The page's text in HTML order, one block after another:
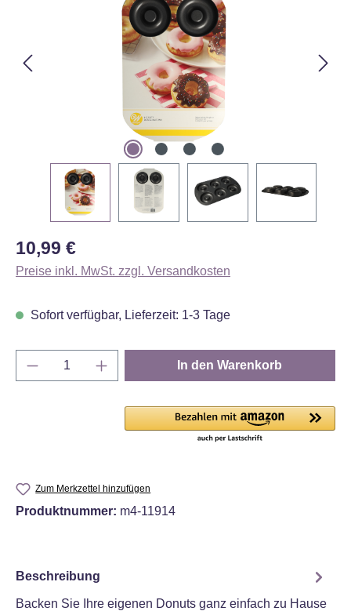
Regulärer Preis:
10,99 €
Preise inkl. MwSt. zzgl. Versandkosten
Sofort verfügbar, Lieferzeit: 1-3 Tage
Produkt Anzahl: Gib den gewünschten
In den Warenkorb
Zum Merkzettel hinzufügen
Produktnummer: m4-11914
Beschreibung
Backen Sie Ihre eigenen Donuts ganz einfach zu Hause